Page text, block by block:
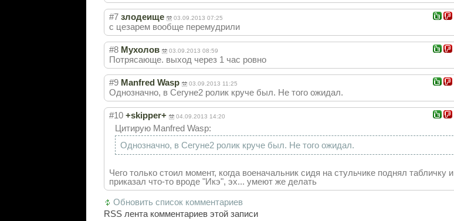
#7 злодеище 03.09.2013 07:25
с цезарем вообще перемудрили
#8 Мухолов 03.09.2013 08:59
Потрясающе. выход через 1 час ровно
#9 Manfred Wasp 03.09.2013 11:25
Однозначно, в Сегуне2 ролик круче был. Не того ожидал.
#10 +skipper+ 04.09.2013 14:20
Цитирую Manfred Wasp:
Однозначно, в Сегуне2 ролик круче был. Не того ожидал.
Чего только стоил момент, когда военачальник сидя на стульчике поднял табличку и
приказал что-то вроде "Икэ", эх... умеют же делать
Обновить список комментариев
RSS лента комментариев этой записи